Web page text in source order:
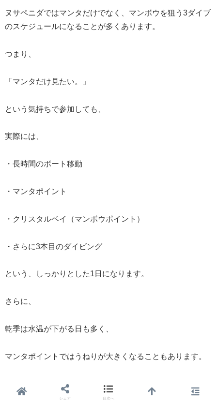
ヌサペニダではマンタだけでなく、マンボウを狙う3ダイブ
のスケジュールになることが多くあります。
つまり、
「マンタだけ見たい。」
という気持ちで参加しても、
実際には、
・長時間のボート移動
・マンタポイント
・クリスタルベイ（マンボウポイント）
・さらに3本目のダイビング
という、しっかりとした1日になります。
さらに、
乾季は水温が下がる日も多く、
マンタポイントではうねりが大きくなることもあります。
慣れてない初心者は「怖い」と感じるかもしれません。
シェア 目次へ